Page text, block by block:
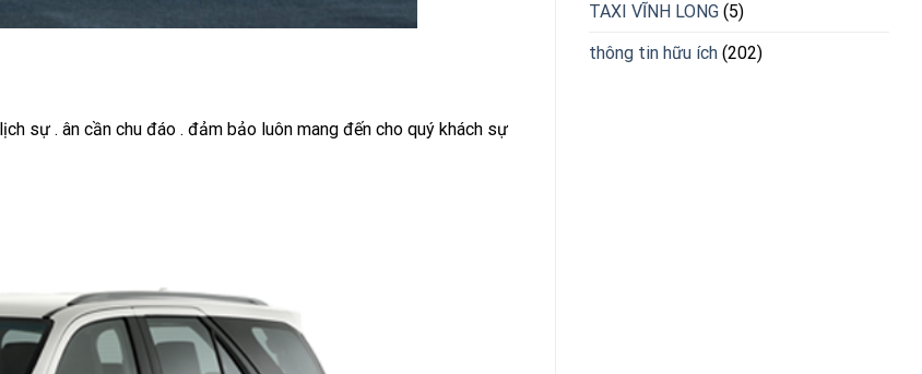
sự . ân cần chu đáo . đảm bảo luôn mang đến cho quý khách sự
TAXI VĨNH LONG (5)
thông tin hữu ích (202)